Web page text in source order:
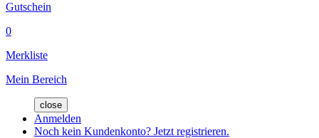
Gutschein
0
Merkliste
Mein Bereich
close
Anmelden
Noch kein Kundenkonto? Jetzt registrieren.